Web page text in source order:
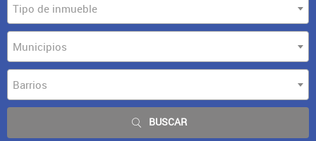
Tipo de inmueble
Municipios
Barrios
BUSCAR